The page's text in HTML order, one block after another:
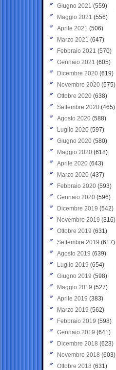
Giugno 2021(559)
Maggio 2021 (556)
Aprile 2021 (506)
Marzo 2021 (647)
Febbraio 2021 (570)
Gennaio 2021 (605)
Dicembre 2020 (619)
Novembre 2020 (575)
Ottobre 2020 (638)
Settembre 2020(465)
Agosto 2020 (588)
Luglio 2020 (597)
Giugno 2020 (580)
Maggio 2020 (618)
Aprile 2020 (643)
Marzo 2020 (437)
Febbraio 2020 (593)
Gennaio 2020 (596)
Dicembre 2019 (542)
Novembre 2019 (316)
Ottobre 2019 (631)
Settembre 2019 (617)
Agosto 2019 (639)
Luglio 2019 (654)
Giugno 2019 (598)
Maggio 2019 (527)
Aprile 2019 (383)
Marzo 2019 (562)
Febbraio 2019 (598)
Gennaio 2019 (641)
Dicembre 2018 (623)
Novembre 2018 (603)
Ottobre 2018 (631)